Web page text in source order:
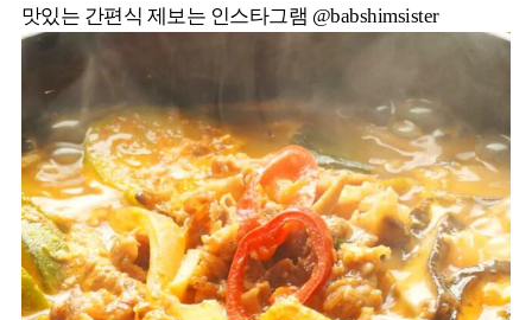
맛있는 간편식 제보는 인스타그램 @babshimsister